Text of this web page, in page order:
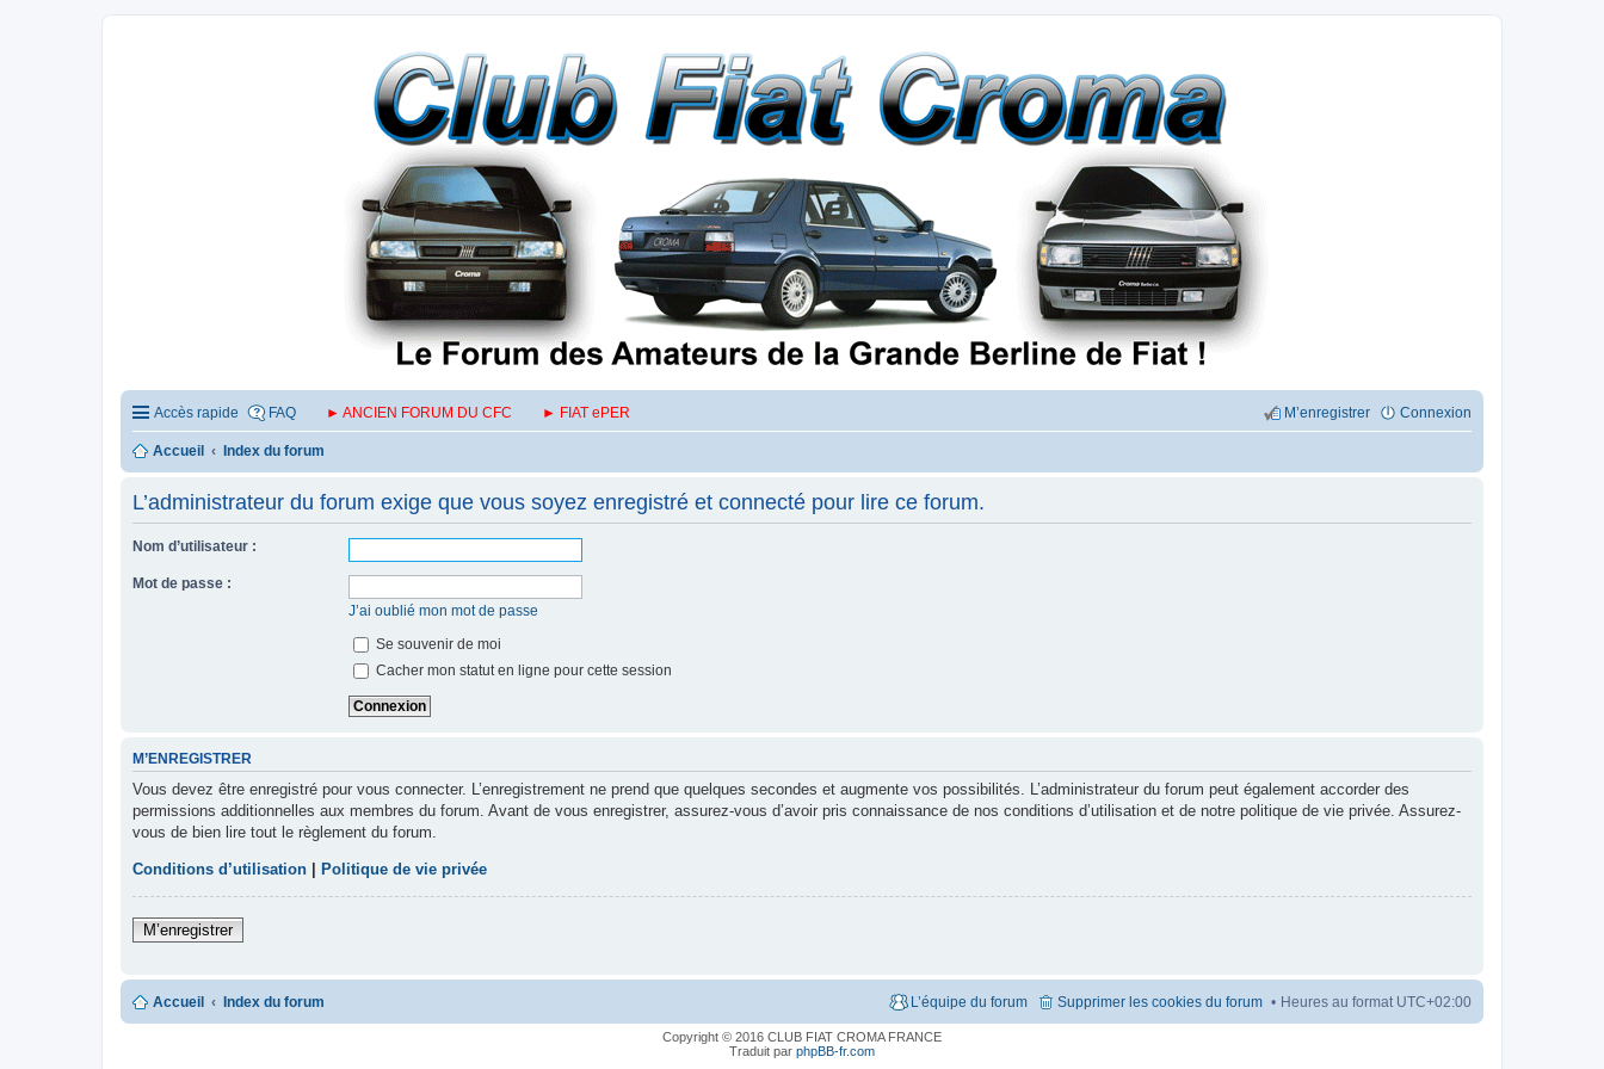
Accès rapide FAQ ► ANCIEN FORUM DU CFC ► FIAT ePER Connexion
M’enregistrer
Accueil Index du forum
L’administrateur du forum exige que vous soyez enregistré et connecté pour lire ce forum.
Nom d’utilisateur :
Mot de passe :
J’ai oublié mon mot de passe
Se souvenir de moi
Cacher mon statut en ligne pour cette session
M’ENREGISTRER
Vous devez être enregistré pour vous connecter. L’enregistrement ne prend que quelques secondes et augmente vos possibilités. L’administrateur du forum peut également accorder des
permissions additionnelles aux membres du forum. Avant de vous enregistrer, assurez-vous d’avoir pris connaissance de nos conditions d’utilisation et de notre politique de vie privée. Assurez-
vous de bien lire tout le règlement du forum.
Conditions d’utilisation| Politique de vie privée
M’enregistrer
Accueil Index du forum Heures au format UTC+02:00
Supprimer les cookies du forum
L’équipe du forum
Copyright © 2016 CLUB FIAT CROMA FRANCE
Traduit par phpBB-fr.com